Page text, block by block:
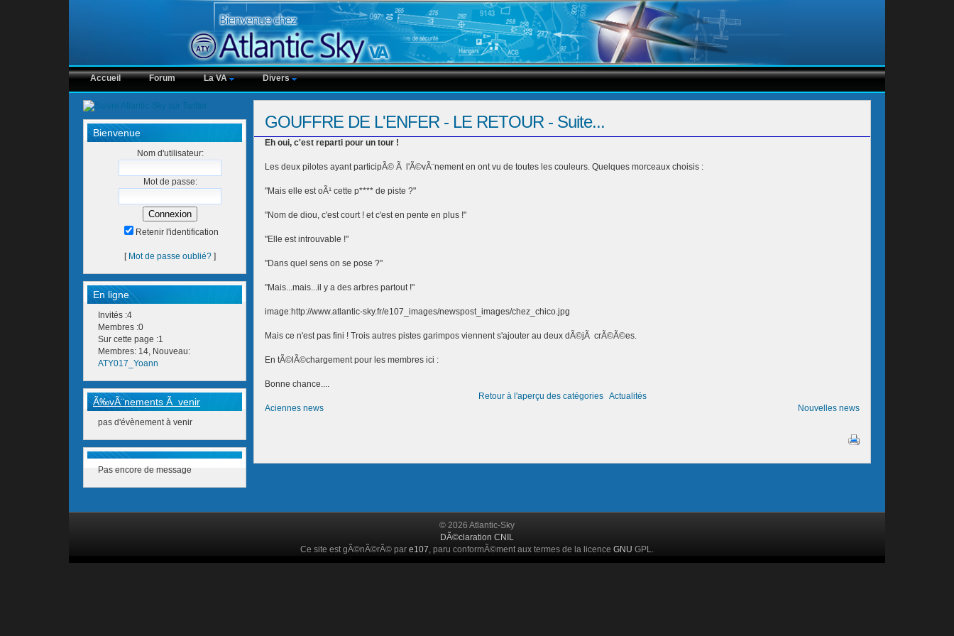
Accueil Forum La VA Divers
Bienvenue
Nom d'utilisateur:
Mot de passe:
Retenir l'identification
[ Mot de passe oublié? ]
En ligne
Invités :4
Membres :0
Sur cette page :1
Membres: 14, Nouveau:
ATY017_Yoann
Ã‰vÃ¨nements Ã venir
pas d'évènement à venir
Pas encore de message
GOUFFRE DE L'ENFER - LE RETOUR - Suite...
Eh oui, c'est reparti pour un tour !
Les deux pilotes ayant participÃ© Ã l'Ã©vÃ¨nement en ont vu de toutes les couleurs. Quelques morceaux choisis :
"Mais elle est oÃ¹ cette p**** de piste ?"
"Nom de diou, c'est court ! et c'est en pente en plus !"
"Elle est introuvable !"
"Dans quel sens on se pose ?"
"Mais...mais...il y a des arbres partout !"
image:http://www.atlantic-sky.fr/e107_images/newspost_images/chez_chico.jpg
Mais ce n'est pas fini ! Trois autres pistes garimpos viennent s'ajouter au deux dÃ©jÃ crÃ©Ã©es.
En tÃ©lÃ©chargement pour les membres ici :
Bonne chance....
Retour à l'aperçu des catégories
Actualités
Aciennes news
Nouvelles news
© 2026 Atlantic-Sky
DÃ©claration CNIL
Ce site est gÃ©nÃ©rÃ© par e107, paru conformÃ©ment aux termes de la licence GNU GPL.